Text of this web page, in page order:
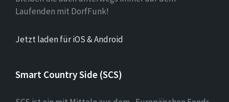
Laufenden mit DorfFunk!
Jetzt laden für iOS & Android
Smart Country Side (SCS)